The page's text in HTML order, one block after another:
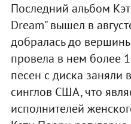
Последний альбом
Dream" вышел в
добралась до
провела в нем более
песен с диска заняли
синглов США, что
исполнителей